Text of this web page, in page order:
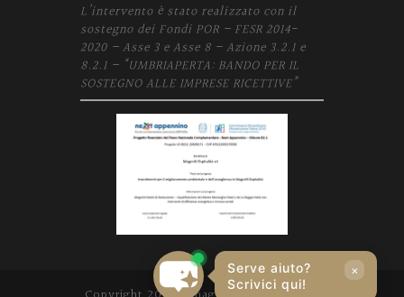
L’intervento è stato realizzato con il
sostegno dei Fondi POR – FESR 2014-
2020 – Asse 3 e Asse 8 – Azione 3.2.1 e
8.2.1 – “UMBRIAPERTA: BANDO PER IL
SOSTEGNO ALLE IMPRESE RICETTIVE”
Serve aiuto?
Scrivici qui!
×